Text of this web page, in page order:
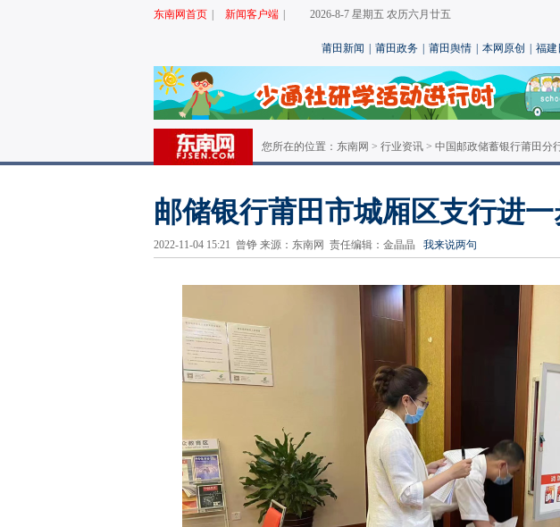
东南网首页 新闻客户端 2026-8-7 星期五 农历六月廿五
莆田新闻 莆田政务 莆田舆情 本网原创 福建
您所在的位置： 东南网 > 行业资讯 > 中国邮政储蓄银行莆田分
邮储银行莆田市城厢区支行进
2022-11-04 15:21 曾铮 来源：东南网 责任编辑：金晶晶 我来说两句